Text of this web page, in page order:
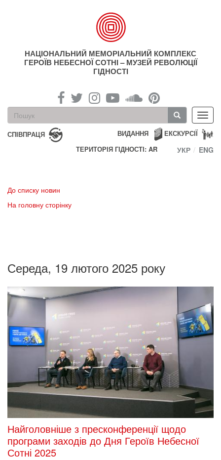
НАЦІОНАЛЬНИЙ МЕМОРІАЛЬНИЙ КОМПЛЕКС
ГЕРОЇВ НЕБЕСНОЇ СОТНІ – МУЗЕЙ РЕВОЛЮЦІЇ
ГІДНОСТІ
Пошукова
форма
Пошук
СПІВПРАЦЯ ЕКСКУРСІЇ
ВИДАННЯ
ТЕРИТОРІЯ ГІДНОСТІ: AR
УКР ENG
До списку новин
На головну сторінку
Середа, 19 лютого 2025 року
Найголовніше з пресконференції щодо
програми заходів до Дня Героїв Небесної
Сотні 2025